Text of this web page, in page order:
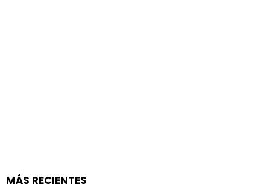
MÁS RECIENTES